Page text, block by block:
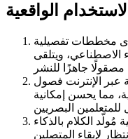
الواقعية
مخططات تفصيلية
الاصطناعي، ويتلقى
الإنترنت فصول
مما يحسن إمكانية
الكلام بالذكاء
لإبقاء المتصلين